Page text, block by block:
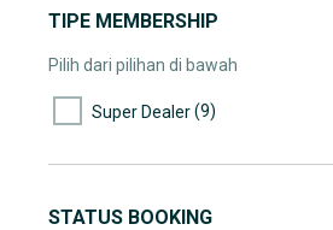
TIPE MEMBERSHIP
Pilih dari pilihan di bawah
Super Dealer(9)
STATUS BOOKING